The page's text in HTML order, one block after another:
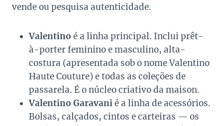
vende ou pesquisa autenticidade.
Valentino é a linha principal. Inclui prêt-
à-porter feminino e masculino, alta-
costura (apresentada sob o nome Valentino
Haute Couture) e todas as coleções de
passarela. É o núcleo criativo da maison.
Valentino Garavanié a linha de acessórios.
Bolsas, calçados, cintos e carteiras — os